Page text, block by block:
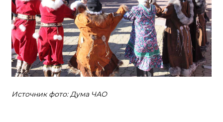
Источник фото: Дума ЧАО